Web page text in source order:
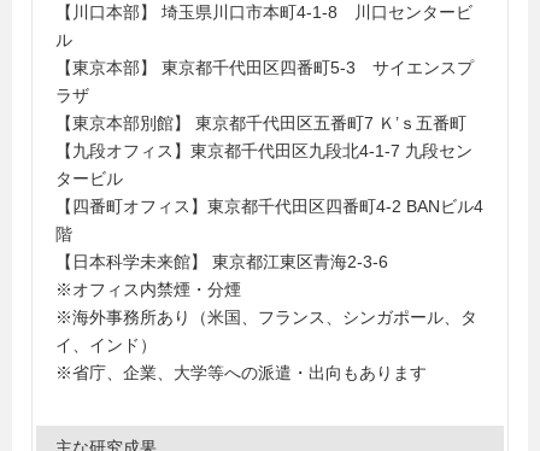
【川口本部】 埼玉県川口市本町4-1-8 川口センタービ
ル
【東京本部】 東京都千代田区四番町5-3 サイエンスプ
ラザ
【東京本部別館】 東京都千代田区五番町7 Ｋ’ｓ五番町
【九段オフィス】東京都千代田区九段北4-1-7 九段セン
タービル
【四番町オフィス】東京都千代田区四番町4-2 BANビル4
階
【日本科学未来館】 東京都江東区青海2-3-6
※オフィス内禁煙・分煙
※海外事務所あり（米国、フランス、シンガポール、タ
イ、インド）
※省庁、企業、大学等への派遣・出向もあります